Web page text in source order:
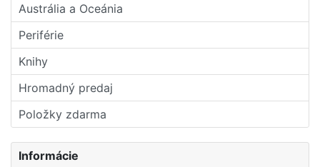
Austrália a Oceánia
Periférie
Knihy
Hromadný predaj
Položky zdarma
Informácie